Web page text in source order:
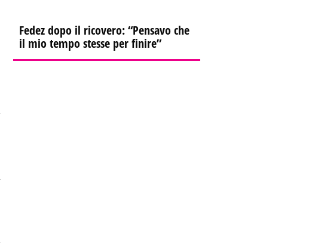
Fedez dopo il ricovero: “Pensavo che
il mio tempo stesse per finire”